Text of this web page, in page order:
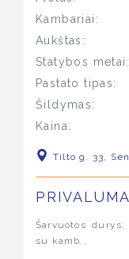
Kambariai:
Aukštas:
Statybos metai:
Pastato tipas:
Šildymas:
Kaina:
Tilto g. 33,
Šarvuotos
su kamb.,